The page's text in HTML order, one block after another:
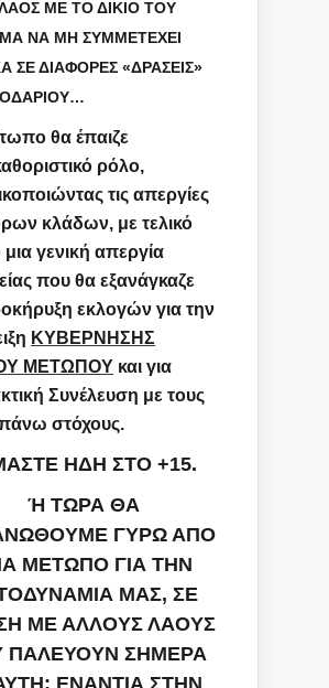
ΜΕ ΤΟ ΔΙΚΙΟ ΤΟΥ
ΝΑ ΜΗ ΣΥΜΜΕΤΕΧΕΙ
ΣΕ ΔΙΑΦΟΡΕΣ «ΔΡΑΣΕΙΣ»
θα έπαιζε
ρόλο,
τις απεργίες
κλάδων, με τελικό
γενική απεργία
που θα εξανάγκαζε
εκλογών για την
ΚΥΒΕΡΝΗΣΗΣ
ΜΕΤΩΠΟΥ και για
Συνέλευση με τους
στόχους.
ΗΔΗ ΣΤΟ +15.
Ή ΤΩΡΑ ΘΑ
ΓΥΡΩ ΑΠΟ
ΜΕΤΩΠΟ ΓΙΑ ΤΗΝ
ΜΑΣ, ΣΕ
ΜΕ ΑΛΛΟΥΣ ΛΑΟΥΣ
ΠΑΛΕΥΟΥΝ ΣΗΜΕΡΑ